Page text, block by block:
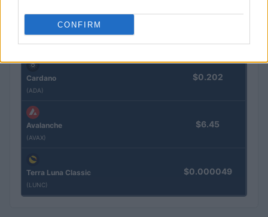
CONFIRM
(SOL)
Cardano
(ADA)
$0.202
Avalanche
(AVAX)
$6.45
Terra Luna Classic
(LUNC)
$0.000049